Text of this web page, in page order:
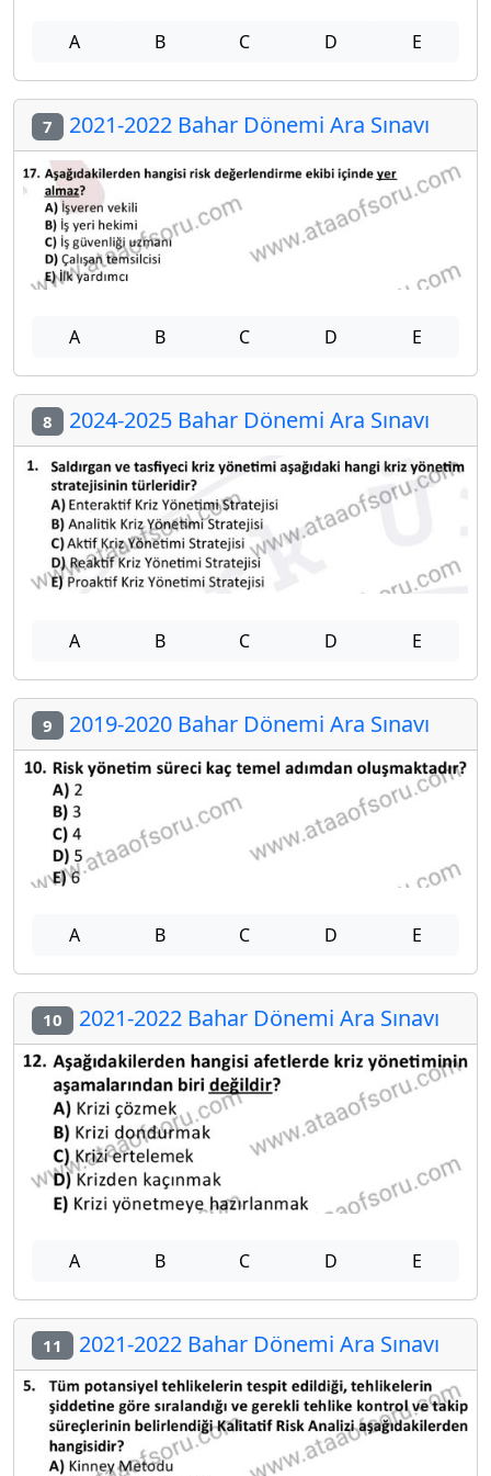
A B C D E
7 2021-2022 Bahar Dönemi Ara Sınavı
A B C D E
8 2024-2025 Bahar Dönemi Ara Sınavı
A B C D E
9 2019-2020 Bahar Dönemi Ara Sınavı
A B C D E
10 2021-2022 Bahar Dönemi Ara Sınavı
A B C D E
11 2021-2022 Bahar Dönemi Ara Sınavı